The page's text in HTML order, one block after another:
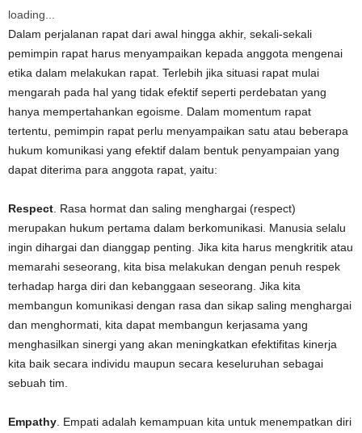
loading...
Dalam perjalanan rapat dari awal hingga akhir, sekali-sekali
pemimpin rapat harus menyampaikan kepada anggota mengenai
etika dalam melakukan rapat. Terlebih jika situasi rapat mulai
mengarah pada hal yang tidak efektif seperti perdebatan yang
hanya mempertahankan egoisme. Dalam momentum rapat
tertentu, pemimpin rapat perlu menyampaikan satu atau beberapa
hukum komunikasi yang efektif dalam bentuk penyampaian yang
dapat diterima para anggota rapat, yaitu:
Respect . Rasa hormat dan saling menghargai (respect)
merupakan hukum pertama dalam berkomunikasi. Manusia selalu
ingin dihargai dan dianggap penting. Jika kita harus mengkritik atau
memarahi seseorang, kita bisa melakukan dengan penuh respek
terhadap harga diri dan kebanggaan seseorang. Jika kita
membangun komunikasi dengan rasa dan sikap saling menghargai
dan menghormati, kita dapat membangun kerjasama yang
menghasilkan sinergi yang akan meningkatkan efektifitas kinerja
kita baik secara individu maupun secara keseluruhan sebagai
sebuah tim.
Empathy . Empati adalah kemampuan kita untuk menempatkan diri